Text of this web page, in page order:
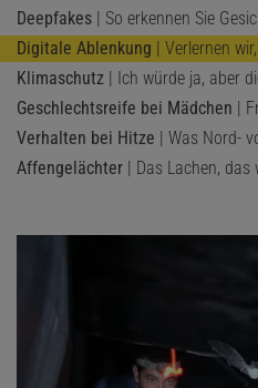
Deepfakes | So erkennen Sie
Digitale Ablenkung | Verlernen
Klimaschutz | Ich würde ja, aber
Geschlechtsreife bei Mädchen |
Verhalten bei Hitze | Was Nord-
Affengelächter | Das Lachen, das